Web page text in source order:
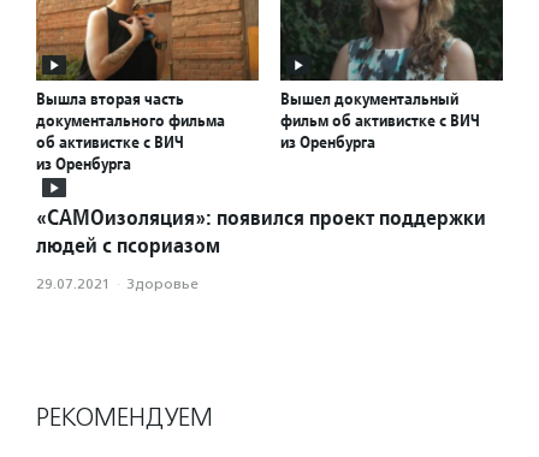
Вышла вторая часть
документального фильма
об активистке с ВИЧ
из Оренбурга
Вышел документальный
фильм об активистке с ВИЧ
из Оренбурга
«САМОизоляция»: появился проект поддержки
людей с псориазом
29.07.2021 · Здоровье
РЕКОМЕНДУЕМ